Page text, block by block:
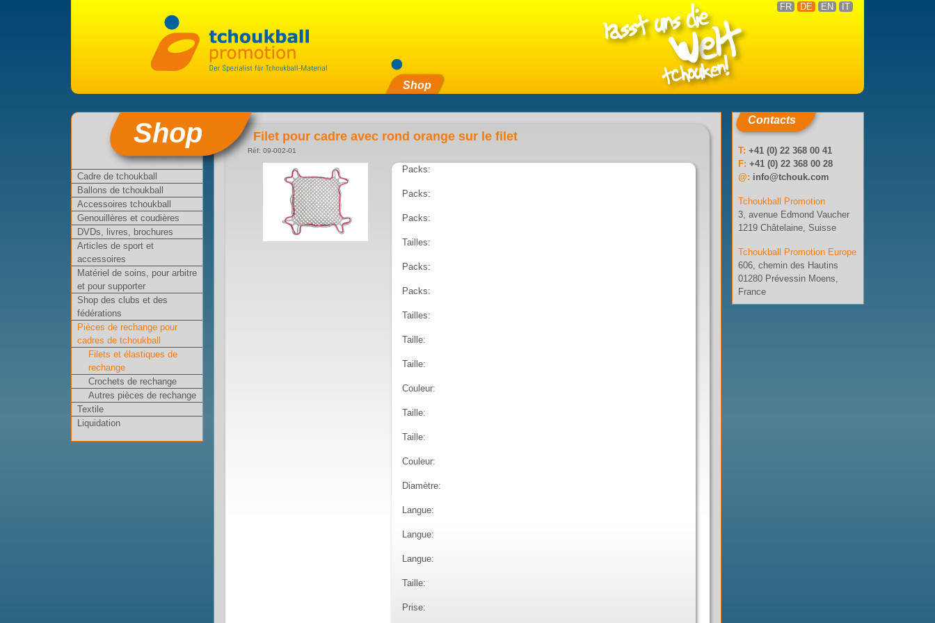
Shop
FR DE EN IT
Shop
Cadre de tchoukball
Ballons de tchoukball
Accessoires tchoukball
Genouillères et coudières
DVDs, livres, brochures
Articles de sport et
accessoires
Matériel de soins, pour arbitre
et pour supporter
Shop des clubs et des
fédérations
Pièces de rechange pour
cadres de tchoukball
Filets et élastiques de
rechange
Crochets de rechange
Autres pièces de rechange
Textile
Liquidation
Filet pour cadre avec rond orange sur le filet
Réf: 09-002-01
Packs:
Packs:
Packs:
Tailles:
Packs:
Packs:
Tailles:
Taille:
Taille:
Couleur:
Taille:
Taille:
Couleur:
Diamètre:
Langue:
Langue:
Langue:
Taille:
Prise:
Contacts
T: +41 (0) 22 368 00 41
F: +41 (0) 22 368 00 28
@: info@tchouk.com
Tchoukball Promotion
3, avenue Edmond Vaucher
1219 Châtelaine, Suisse
Tchoukball Promotion Europe
606, chemin des Hautins
01280 Prévessin Moens,
France